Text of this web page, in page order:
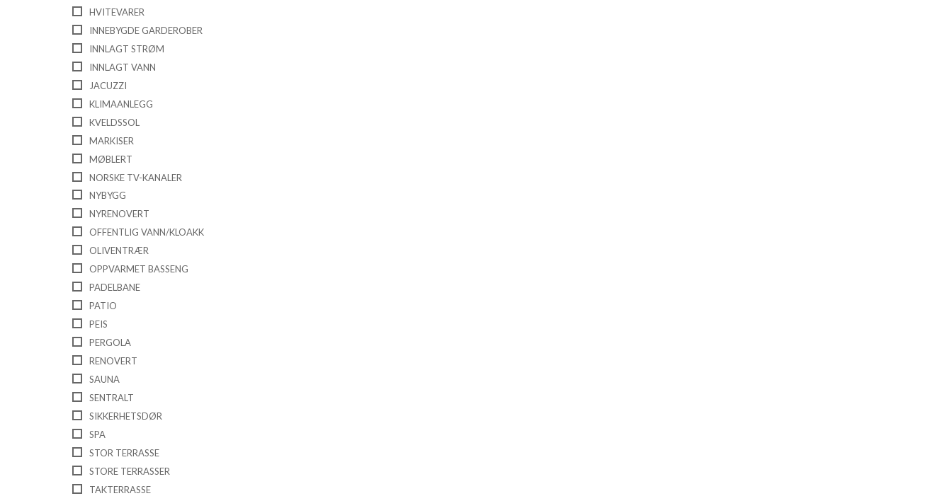
HVITEVARER
INNEBYGDE GARDEROBER
INNLAGT STRØM
INNLAGT VANN
JACUZZI
KLIMAANLEGG
KVELDSSOL
MARKISER
MØBLERT
NORSKE TV-KANALER
NYBYGG
NYRENOVERT
OFFENTLIG VANN/KLOAKK
OLIVENTRÆR
OPPVARMET BASSENG
PADELBANE
PATIO
PEIS
PERGOLA
RENOVERT
SAUNA
SENTRALT
SIKKERHETSDØR
SPA
STOR TERRASSE
STORE TERRASSER
TAKTERRASSE